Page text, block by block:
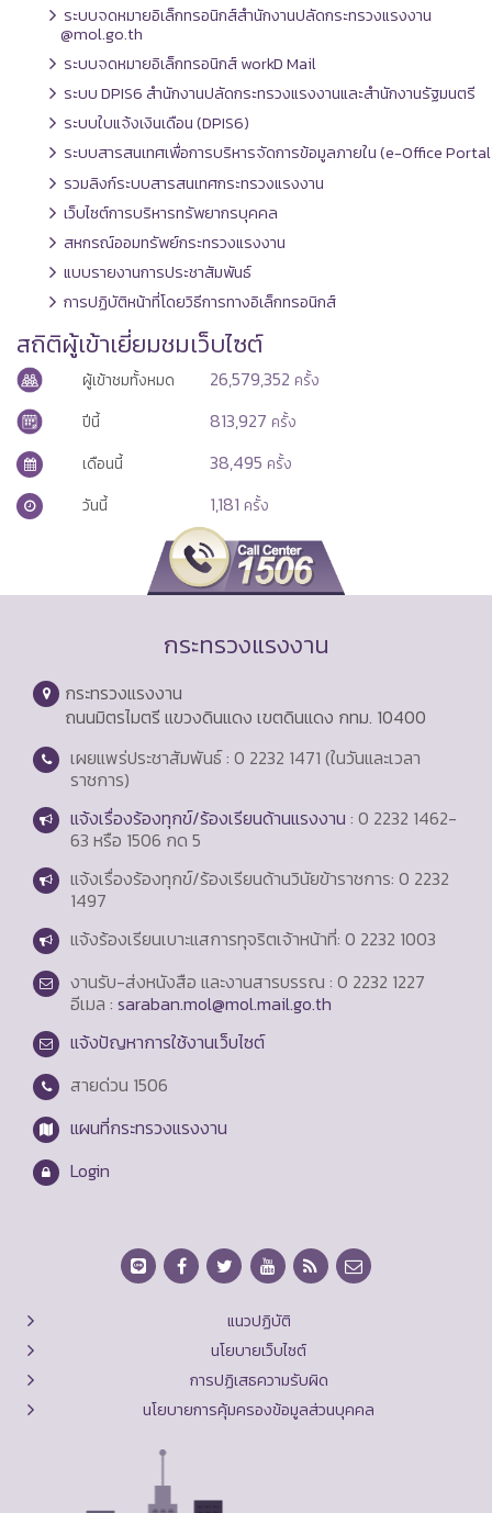
ระบบจดหมายอิเล็กทรอนิกส์สำนักงานปลัดกระทรวงแรงงาน
@mol.go.th
ระบบจดหมายอิเล็กทรอนิกส์ workD Mail
ระบบ DPIS6 สำนักงานปลัดกระทรวงแรงงานและสำนักงานรัฐมนตรี
ระบบใบแจ้งเงินเดือน (DPIS6)
ระบบสารสนเทศเพื่อการบริหารจัดการข้อมูลภายใน (e-Office
รวมลิงก์ระบบสารสนเทศกระทรวงแรงงาน
เว็บไซต์การบริหารทรัพยากรบุคคล
สหกรณ์ออมทรัพย์กระทรวงแรงงาน
แบบรายงานการประชาสัมพันธ์
การปฏิบัติหน้าที่โดยวิธีการทางอิเล็กทรอนิกส์
สถิติผู้เข้าเยี่ยมชมเว็บไซต์
ผู้เข้าชมทั้งหมด 26,579,352 ครั้ง
ปีนี้
813,927 ครั้ง
เดือนนี้
38,495 ครั้ง
วันนี้
1,181 ครั้ง
กระทรวงแรงงาน
กระทรวงแรงงาน
ถนนมิตรไมตรี แขวงดินแดง เขตดินแดง กทม. 10400
เผยแพร่ประชาสัมพันธ์ : 0 2232 1471 (ในวันและเวลา
ราชการ)
แจ้งเรื่องร้องทุกข์/ร้องเรียนด้านแรงงาน : 0 2232 1462-
63 หรือ 1506 กด 5
แจ้งเรื่องร้องทุกข์/ร้องเรียนด้านวินัยข้าราชการ: 0 2232
1497
แจ้งร้องเรียนเบาะแสการทุจริตเจ้าหน้าที่: 0 2232 1003
งานรับ-ส่งหนังสือ และงานสารบรรณ : 0 2232 1227
อีเมล : saraban.mol@mol.mail.go.th
แจ้งปัญหาการใช้งานเว็บไซต์
สายด่วน 1506
แผนที่กระทรวงแรงงาน
Login
แนวปฏิบัติ
นโยบายเว็บไซต์
การปฏิเสธความรับผิด
นโยบายการคุ้มครองข้อมูลส่วนบุคคล